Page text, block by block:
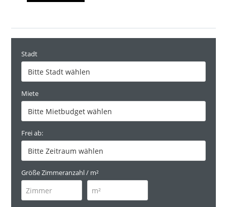
Stadt
Miete
Frei ab:
Größe Zimmeranzahl / m²